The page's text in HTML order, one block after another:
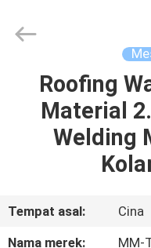
RUMAH
PRODUK
KAMI
Mingmai
Technology
Roofing
Material
Welding
Tempat asal:
Cina
Nama merek:
MM-